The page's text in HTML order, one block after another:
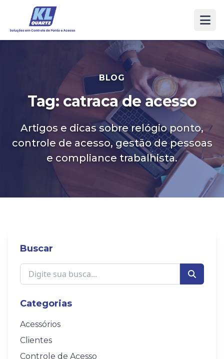
BLOG
Tag: catraca de acesso
Artigos e dicas sobre relógio ponto,
controle de acesso, gestão de pessoas
e compliance trabalhista.
Buscar
Categorias
Acessórios
Clientes
Controle de Acesso